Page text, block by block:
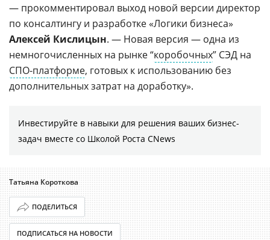
— прокомментировал выход новой версии директор
по консалтингу и разработке «Логики бизнеса»
Алексей Кислицын. — Новая версия — одна из
немногочисленных на рынке “коробочных” СЭД на
СПО-платформе, готовых к использованию без
дополнительных затрат на доработку».
Инвестируйте в навыки для решения ваших бизнес-
задач вместе со Школой Роста CNews
Татьяна Короткова
ПОДЕЛИТЬСЯ
ПОДПИСАТЬСЯ НА НОВОСТИ